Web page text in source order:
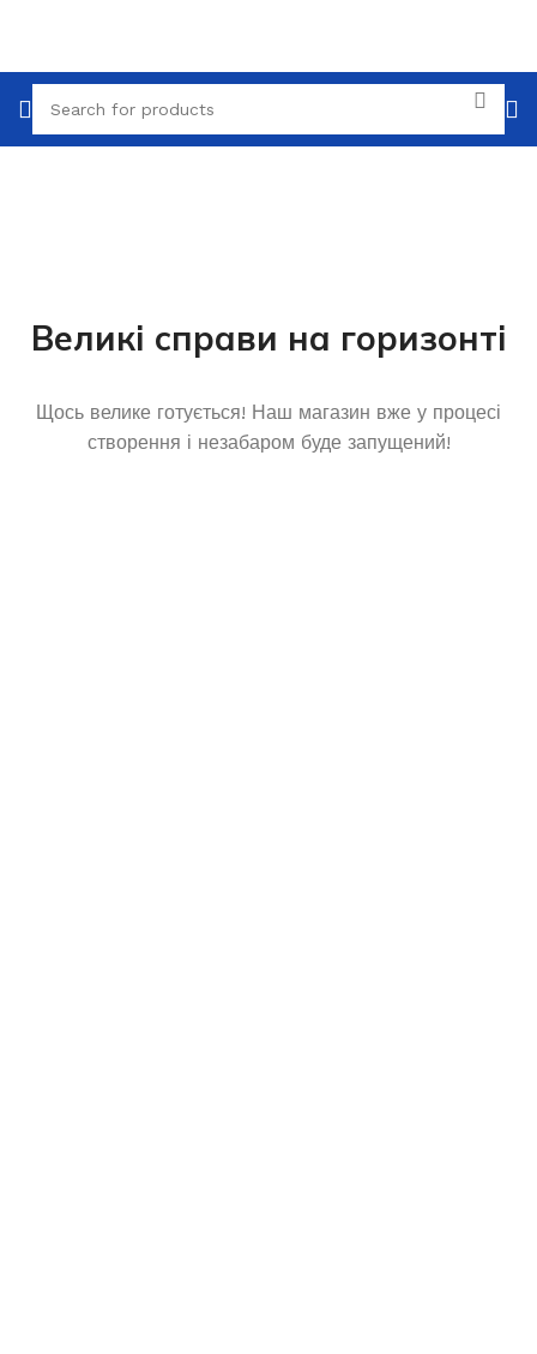
Великі справи на горизонті
Щось велике готується! Наш магазин вже у процесі
створення і незабаром буде запущений!